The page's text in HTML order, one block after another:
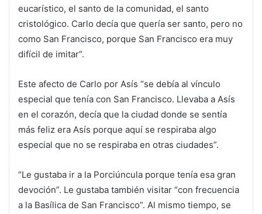
eucarístico, el santo de la comunidad, el santo
cristológico. Carlo decía que quería ser santo, pero no
como San Francisco, porque San Francisco era muy
difícil de imitar”.
Este afecto de Carlo por Asís “se debía al vínculo
especial que tenía con San Francisco. Llevaba a Asís
en el corazón, decía que la ciudad donde se sentía
más feliz era Asís porque aquí se respiraba algo
especial que no se respiraba en otras ciudades”.
“Le gustaba ir a la Porciúncula porque tenía esa gran
devoción”. Le gustaba también visitar “con frecuencia
a la Basílica de San Francisco”. Al mismo tiempo, se